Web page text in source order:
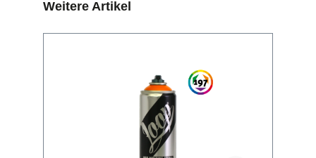
Produktgalerie überspringen
Weitere Artikel